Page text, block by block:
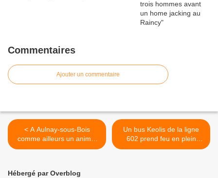
Commentaires
Ajouter un commentaire
< A Aulnay-sous-Bois
comme ailleurs un animal
n’est pas un jouet !
Un bus Keolis de la ligne
602 prend feu en plein
service au Raincy >
Hébergé par Overblog